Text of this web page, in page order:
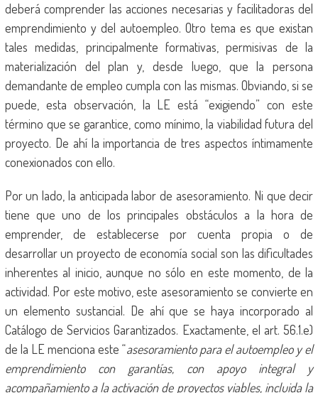
deberá comprender las acciones necesarias y facilitadoras del
emprendimiento y del autoempleo. Otro tema es que existan
tales medidas, principalmente formativas, permisivas de la
materialización del plan y, desde luego, que la persona
demandante de empleo cumpla con las mismas. Obviando, si se
puede, esta observación, la LE está “exigiendo” con este
término que se garantice, como mínimo, la viabilidad futura del
proyecto. De ahí la importancia de tres aspectos íntimamente
conexionados con ello.
Por un lado, la anticipada labor de asesoramiento. Ni que decir
tiene que uno de los principales obstáculos a la hora de
emprender, de establecerse por cuenta propia o de
desarrollar un proyecto de economía social son las dificultades
inherentes al inicio, aunque no sólo en este momento, de la
actividad. Por este motivo, este asesoramiento se convierte en
un elemento sustancial. De ahí que se haya incorporado al
Catálogo de Servicios Garantizados. Exactamente, el art. 56.1.e)
de la LE menciona este “asesoramiento para el autoempleo y el
emprendimiento con garantías, con apoyo integral y
acompañamiento a la activación de proyectos viables, incluida la